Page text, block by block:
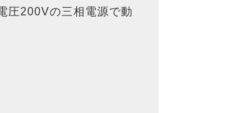
圧200Vの三相電源で動